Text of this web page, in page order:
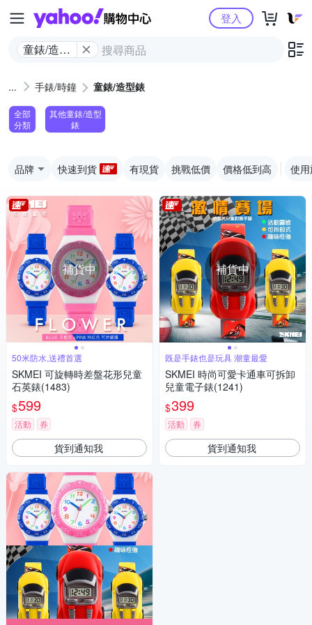
Yahoo購物中心
童錶/造型
登入
手錶/時鐘 童錶/造型錶
全部
分類
其他童錶/造型
錶
品牌 快速到貨 有現貨 挑戰低價 價格低到高 使
補貨中
50米防水,送禮首選
SKMEI 可旋轉時差盤花形兒童
石英錶(1483)
$599
活動 券
貨到通知我
補貨中
既是手錶也是玩具 潮童最愛
SKMEI 時尚可愛卡通車可拆卸
兒童電子錶(1241)
$399
活動 券
貨到通知我